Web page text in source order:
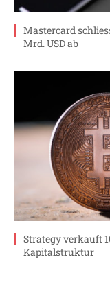
Mastercard
Mrd. USD ab
Strategy verkauft
Kapitalstruktur